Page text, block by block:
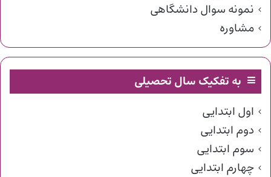
نمونه سوال دانشگاهی
مشاوره
به تفکیک سال تحصیلی
اول ابتدایی
دوم ابتدایی
سوم ابتدایی
چهارم ابتدایی